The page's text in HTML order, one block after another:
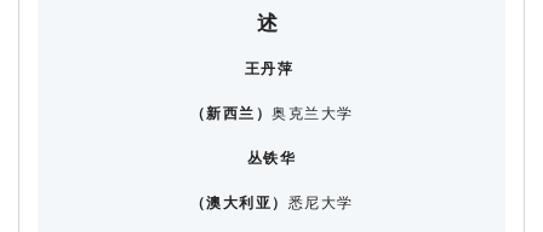
述
王丹萍
（新西兰） 奥克兰大学
丛铁华
（澳大利亚） 悉尼大学